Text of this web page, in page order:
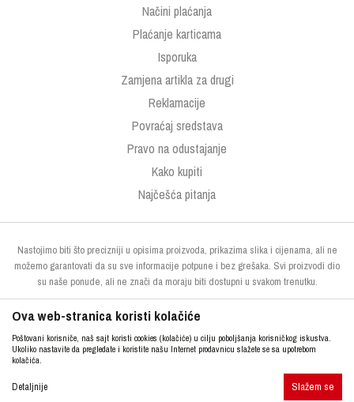
Načini plaćanja
Plaćanje karticama
Isporuka
Zamjena artikla za drugi
Reklamacije
Povraćaj sredstava
Pravo na odustajanje
Kako kupiti
Najčešća pitanja
Nastojimo biti što precizniji u opisima proizvoda, prikazima slika i cijenama, ali ne
možemo garantovati da su sve informacije potpune i bez grešaka. Svi proizvodi dio
su naše ponude, ali ne znači da moraju biti dostupni u svakom trenutku.
©2026 . Sva prava zadržana.
Ova web-stranica koristi kolačiće
Poštovani korisniče, naš sajt koristi cookies (kolačiće) u cilju poboljšanja korisničkog iskustva.
Ukoliko nastavite da pregledate i koristite našu Internet prodavnicu slažete se sa upotrebom
kolačića.
Detaljnije Slažem se